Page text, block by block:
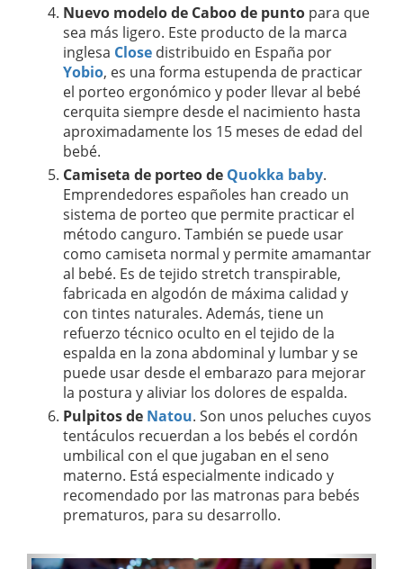
Nuevo modelo de Caboo de punto para que
sea más ligero. Este producto de la marca
inglesa Close distribuido en España por
Yobio, es una forma estupenda de practicar
el porteo ergonómico y poder llevar al bebé
cerquita siempre desde el nacimiento hasta
aproximadamente los 15 meses de edad del
bebé.
Camiseta de porteo de Quokka baby.
Emprendedores españoles han creado un
sistema de porteo que permite practicar el
método canguro. También se puede usar
como camiseta normal y permite amamantar
al bebé. Es de tejido stretch transpirable,
fabricada en algodón de máxima calidad y
con tintes naturales. Además, tiene un
refuerzo técnico oculto en el tejido de la
espalda en la zona abdominal y lumbar y se
puede usar desde el embarazo para mejorar
la postura y aliviar los dolores de espalda.
Pulpitos de Natou. Son unos peluches cuyos
tentáculos recuerdan a los bebés el cordón
umbilical con el que jugaban en el seno
materno. Está especialmente indicado y
recomendado por las matronas para bebés
prematuros, para su desarrollo.
A S